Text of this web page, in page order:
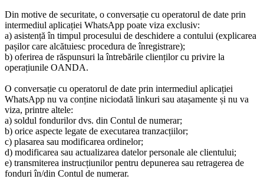
Din motive de securitate, o conversație cu operatorul de date prin
intermediul aplicației WhatsApp poate viza exclusiv:
a) asistență în timpul procesului de deschidere a contului (explicarea
pașilor care alcătuiesc procedura de înregistrare);
b) oferirea de răspunsuri la întrebările clienților cu privire la
operațiunile OANDA.
O conversație cu operatorul de date prin intermediul aplicației
WhatsApp nu va conține niciodată linkuri sau atașamente și nu va
viza, printre altele:
a) soldul fondurilor dvs. din Contul de numerar;
b) orice aspecte legate de executarea tranzacțiilor;
c) plasarea sau modificarea ordinelor;
d) modificarea sau actualizarea datelor personale ale clientului;
e) transmiterea instrucțiunilor pentru depunerea sau retragerea de
fonduri în/din Contul de numerar.